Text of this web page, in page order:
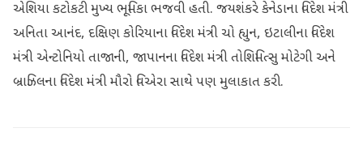
એશિયા કટોકટી મુખ્ય ભૂમિકા ભજવી હતી. જયશંકરે કેનેડાના વિદેશ મંત્રી
અનિતા આનંદ, દક્ષિણ કોરિયાના વિદેશ મંત્રી ચો હ્યુન, ઇટાલીના વિદેશ
મંત્રી એન્ટોનિયો તાજાની, જાપાનના વિદેશ મંત્રી તોશિમિત્સુ મોટેગી અને
બ્રાઝિલના વિદેશ મંત્રી મૌરો વિએરા સાથે પણ મુલાકાત કરી.